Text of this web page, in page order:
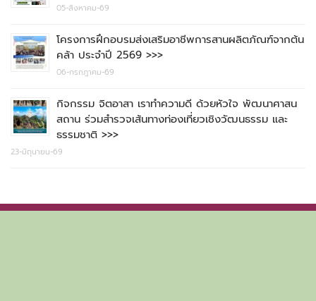
05-สิงหาคม-69
โครงการฝึกอบรมส่งเสริมอาชีพการสานผลิตภัณฑ์จากต้น
คล้า ประจำปี 2569 >>>
06-กรกฎาคม-69
กิจกรรม จิตอาสา เราทำความดี ด้วยหัวใจ พัฒนาศาสน
สถาน ร่วมสำรวจเส้นทางท่องเที่ยวเชิงวัฒนธรรม และ
ธรรมชาติ >>>
23-มิถุนายน-69